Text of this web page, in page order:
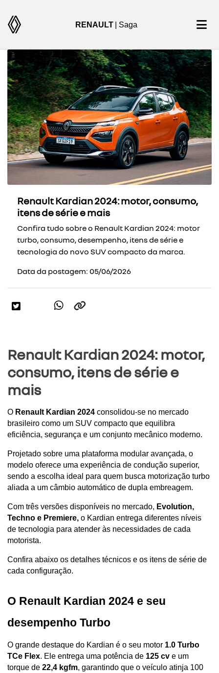
RENAULT | Saga
Renault Kardian 2024: motor, consumo,
itens de série e mais
Confira tudo sobre o Renault Kardian 2024: motor
turbo, consumo, desempenho, itens de série e
tecnologia do novo SUV compacto da marca.
Data da postagem: 05/06/2026
Renault Kardian 2024: motor,
consumo, itens de série e
mais
O Renault Kardian 2024 consolidou-se no mercado
brasileiro como um SUV compacto que equilibra
eficiência, segurança e um conjunto mecânico moderno.
Projetado sobre uma plataforma modular avançada, o
modelo oferece uma experiência de condução superior,
sendo a escolha ideal para quem busca motorização turbo
aliada a um câmbio automático de dupla embreagem.
Com três versões disponíveis no mercado, Evolution,
Techno e Premiere, o Kardian entrega diferentes níveis
de tecnologia para atender às necessidades de cada
motorista.
Confira abaixo os detalhes técnicos e os itens de série de
cada configuração.
O Renault Kardian 2024 e seu
desempenho Turbo
O grande destaque do Kardian é o seu motor 1.0 Turbo
TCe Flex. Ele entrega uma potência de 125 cv e um
torque de 22,4 kgfm, garantindo que o veículo atinja 100